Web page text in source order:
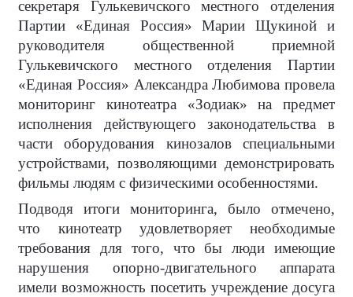
секретаря Гулькевичского местного отделения
Партии «Единая Россия» Марии Щукиной и
руководителя общественной приемной
Гулькевичского местного отделения Партии
«Единая Россия» Александра Любимова провела
мониторинг кинотеатра «Зодиак» на предмет
исполнения действующего законодательства в
части оборудования кинозалов специальными
устройствами, позволяющими демонстрировать
фильмы людям с физическими особенностями.
Подводя итоги мониторинга, было отмечено,
что кинотеатр удовлетворяет необходимые
требования для того, что бы люди имеющие
нарушения опорно-двигательного аппарата
имели возможность посетить учреждение досуга